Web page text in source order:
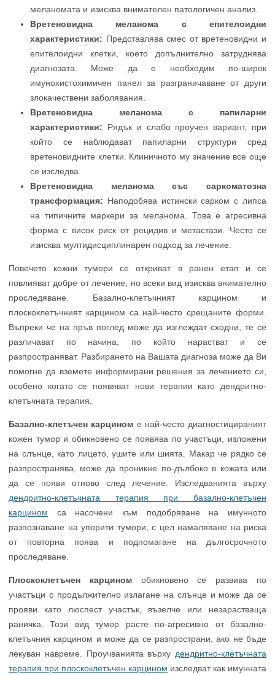
меланомата и изисква внимателен патологичен анализ.
Вретеновидна меланома с епителоидни
характеристики: Представлява смес от вретеновидни и
епителоидни клетки, което допълнително затруднява
диагнозата. Може да е необходим по-широк
имунохистохимичен панел за разграничаване от други
злокачествени заболявания.
Вретеновидна меланома с папиларни
характеристики: Рядък и слабо проучен вариант, при
който се наблюдават папиларни структури сред
вретеновидните клетки. Клиничното му значение все още
се изследва.
Вретеновидна меланома със саркоматозна
трансформация: Наподобява истински сарком с липса
на типичните маркери за меланома. Това е агресивна
форма с висок риск от рецидив и метастази. Често се
изисква мултидисциплинарен подход за лечение.
Повечето кожни тумори се откриват в ранен етап и се
повлияват добре от лечение, но всеки вид изисква внимателно
проследяване. Базално-клетъчният карцином и
плоскоклетъчният карцином са най-често срещаните форми.
Въпреки че на пръв поглед може да изглеждат сходни, те се
различават по начина, по който нарастват и се
разпространяват. Разбирането на Вашата диагноза може да Ви
помогне да вземете информирани решения за лечението си,
особено когато се появяват нови терапии като дендритно-
клетъчната терапия.
Базално-клетъчен карцином е най-често диагностицираният
кожен тумор и обикновено се появява по участъци, изложени
на слънце, като лицето, ушите или шията. Макар че рядко се
разпространява, може да проникне по-дълбоко в кожата или
да се появи отново след лечение. Изследванията върху
дендритно-клетъчната терапия при базално-клетъчен
карцином са насочени към подобряване на имунното
разпознаване на упорити тумори, с цел намаляване на риска
от повторна поява и подпомагане на дългосрочното
проследяване.
Плоскоклетъчен карциномобикновено се развива по
участъци с продължително излагане на слънце и може да се
прояви като люспест участък, възелче или незарастваща
раничка. Този вид тумор расте по-агресивно от базално-
клетъчния карцином и може да се разпространи, ако не бъде
лекуван навреме. Проучванията върху дендритно-клетъчната
терапия при плоскоклетъчен карцином изследват как имунната